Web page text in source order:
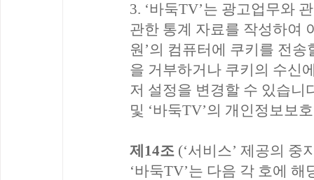
3. ‘바둑TV’는 광고업무와
관한 통계 자료를 작성하여
원’의 컴퓨터에 쿠키를 전송
을 거부하거나 쿠키의 수신
저 설정을 변경할 수 있습니
및 ‘바둑TV’의 개인정보보
제14조 (‘서비스’ 제공의 중
‘바둑TV’는 다음 각 호에